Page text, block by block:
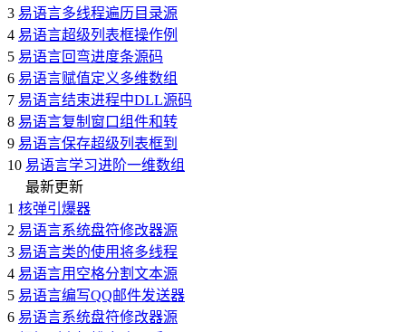
3 易语言多线程遍历目录源
4 易语言超级列表框操作例
5 易语言回弯进度条源码
6 易语言赋值定义多维数组
7 易语言结束进程中DLL源码
8 易语言复制窗口组件和转
9 易语言保存超级列表框到
10 易语言学习进阶一维数组
最新更新
1 核弹引爆器
2 易语言系统盘符修改器源
3 易语言类的使用将多线程
4 易语言用空格分割文本源
5 易语言编写QQ邮件发送器
6 易语言系统盘符修改器源